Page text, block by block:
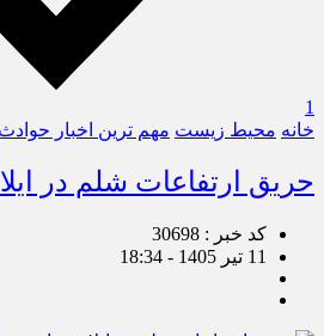
1
خانه محیط زیست مهم ترین اخبار حوادث
حریق ارتفاعات شلم در
کد خبر : 30698
11 تیر 1405 - 18:34